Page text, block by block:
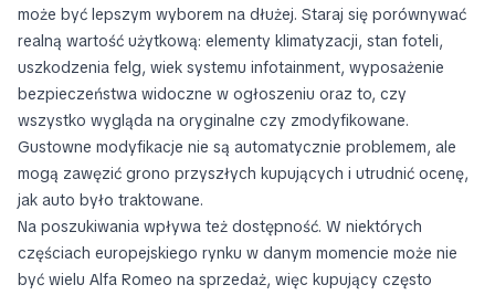
może być lepszym wyborem na dłużej. Staraj się porównywać
realną wartość użytkową: elementy klimatyzacji, stan foteli,
uszkodzenia felg, wiek systemu infotainment, wyposażenie
bezpieczeństwa widoczne w ogłoszeniu oraz to, czy
wszystko wygląda na oryginalne czy zmodyfikowane.
Gustowne modyfikacje nie są automatycznie problemem, ale
mogą zawęzić grono przyszłych kupujących i utrudnić ocenę,
jak auto było traktowane.
Na poszukiwania wpływa też dostępność. W niektórych
częściach europejskiego rynku w danym momencie może nie
być wielu Alfa Romeo na sprzedaż, więc kupujący często